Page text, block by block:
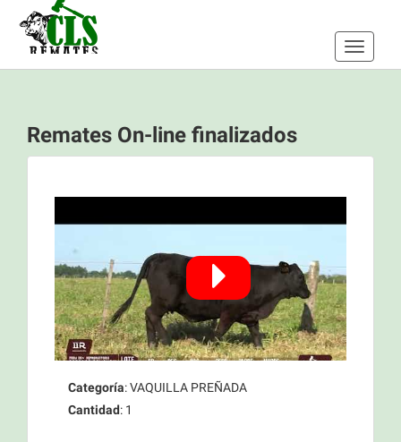
Toggle
Remates On-line finalizados
Categoría: VAQUILLA PREÑADA
Cantidad: 1